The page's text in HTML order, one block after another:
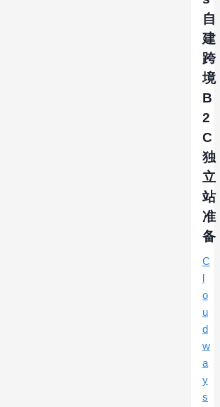
自
建
跨
境
B
2
C
独
立
站
准
备
C
l
o
u
d
w
a
y
s